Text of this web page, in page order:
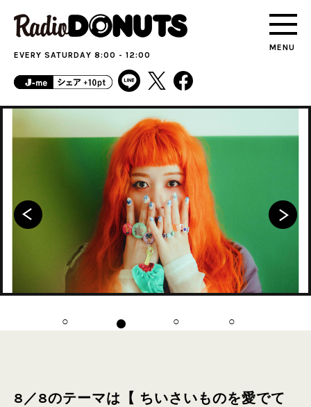
MENU
EVERY SATURDAY 8:00 - 12:00
8／8のテーマは【 ちいさいものを愛でて